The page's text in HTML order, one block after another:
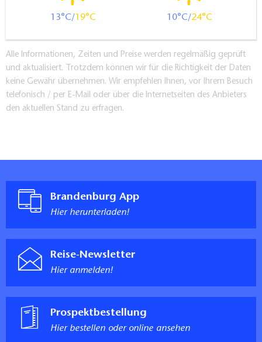
13 19 10 24
Alle Informationen, Zeiten und Preise werden regelmäßig geprüft
und aktualisiert. Trotzdem können wir für die Richtigkeit der Daten
keine Gewähr übernehmen. Wir empfehlen Ihnen, vor Ihrem Besuch
telefonisch / per E-Mail oder über die Internetseiten des Anbieters
den aktuellen Stand zu erfragen.
Brandenburg App
Hier herunterladen!
Reise-Newsletter
Hier anmelden!
Prospektbestellung
Hier bestellen oder online ansehen